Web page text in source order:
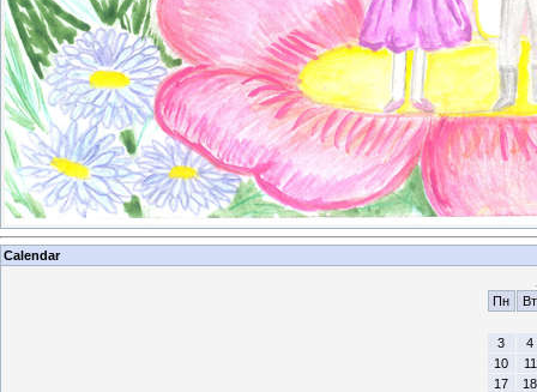
Calendar
Пн
Вт
3
4
10
11
17
18